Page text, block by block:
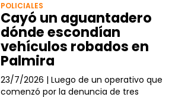
POLICIALES
Cayó un aguantadero
dónde escondían
vehículos robados en
Palmira
23/7/2026 |Luego de un operativo que
comenzó por la denuncia de tres